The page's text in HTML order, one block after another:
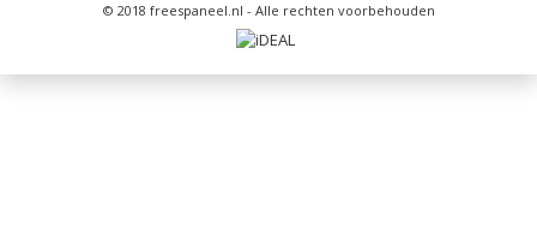
© 2018 freespaneel.nl - Alle rechten voorbehouden